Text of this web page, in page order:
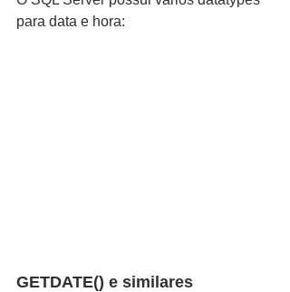
para data e hora:
GETDATE() e similares